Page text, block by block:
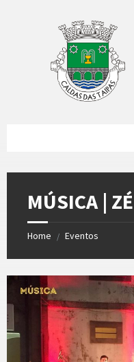
MÚSICA |
Home / Eventos